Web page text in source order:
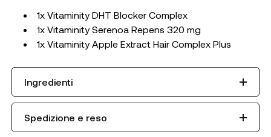
1x Vitaminity DHT Blocker Complex
1x Vitaminity Serenoa Repens 320 mg
1x Vitaminity Apple Extract Hair Complex Plus
Ingredienti
Spedizione e reso